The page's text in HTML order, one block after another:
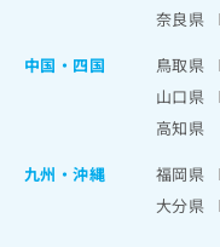
奈良県
中国・四国
鳥取県
山口県
高知県
九州・沖縄
福岡県
大分県